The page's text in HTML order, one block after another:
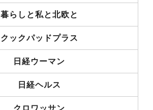
暮らしと私と北欧と
クックパッドプラス
日経ウーマン
日経ヘルス
クロワッサン